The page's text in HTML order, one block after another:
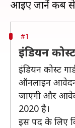
#1
इंडियन
इंडियन कोस्ट
ऑनलाइन आवेदन
जाएगी और
2020 है।
इस पद के लिए